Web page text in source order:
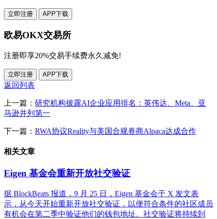
立即注册 APP下载
欧易OKX交易所
注册即享20%交易手续费永久减免!
立即注册 APP下载
返回列表
上一篇： 研究机构披露AI企业应用排名：英伟达、Meta、亚
马逊并列第一
下一篇： RWA协议Reality与美国合规券商Alpaca达成合作
相关文章
Eigen 基金会重新开放社交验证
据 BlockBeats 报道，9 月 25 日，Eigen 基金会于 X 发文表
示，从今天开始重新开放社交验证，以便符合条件的社区成员
有机会在第二季中验证他们的钱包地址。社交验证将持续到